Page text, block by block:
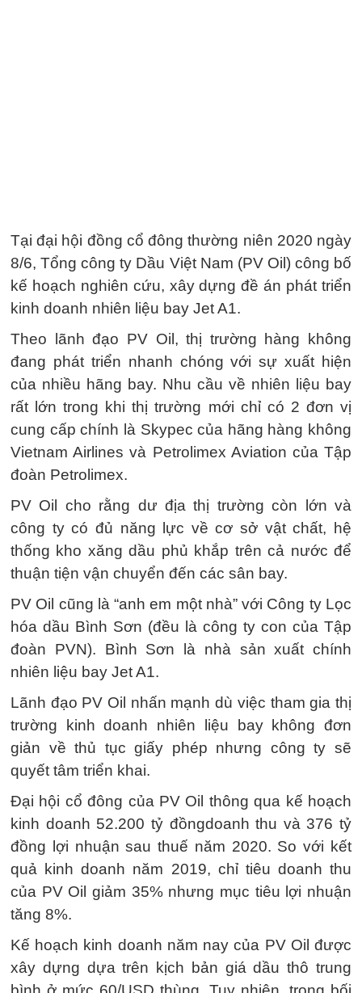
Tại đại hội đồng cổ đông thường niên 2020 ngày
8/6, Tổng công ty Dầu Việt Nam (PV Oil) công bố
kế hoạch nghiên cứu, xây dựng đề án phát triển
kinh doanh nhiên liệu bay Jet A1.
Theo lãnh đạo PV Oil, thị trường hàng không
đang phát triển nhanh chóng với sự xuất hiện
của nhiều hãng bay. Nhu cầu về nhiên liệu bay
rất lớn trong khi thị trường mới chỉ có 2 đơn vị
cung cấp chính là Skypec của hãng hàng không
Vietnam Airlines và Petrolimex Aviation của Tập
đoàn Petrolimex.
PV Oil cho rằng dư địa thị trường còn lớn và
công ty có đủ năng lực về cơ sở vật chất, hệ
thống kho xăng dầu phủ khắp trên cả nước để
thuận tiện vận chuyển đến các sân bay.
PV Oil cũng là “anh em một nhà” với Công ty Lọc
hóa dầu Bình Sơn (đều là công ty con của Tập
đoàn PVN). Bình Sơn là nhà sản xuất chính
nhiên liệu bay Jet A1.
Lãnh đạo PV Oil nhấn mạnh dù việc tham gia thị
trường kinh doanh nhiên liệu bay không đơn
giản về thủ tục giấy phép nhưng công ty sẽ
quyết tâm triển khai.
Đại hội cổ đông của PV Oil thông qua kế hoạch
kinh doanh 52.200 tỷ đồngdoanh thu và 376 tỷ
đồng lợi nhuận sau thuế năm 2020. So với kết
quả kinh doanh năm 2019, chỉ tiêu doanh thu
của PV Oil giảm 35% nhưng mục tiêu lợi nhuận
tăng 8%.
Kế hoạch kinh doanh năm nay của PV Oil được
xây dựng dựa trên kịch bản giá dầu thô trung